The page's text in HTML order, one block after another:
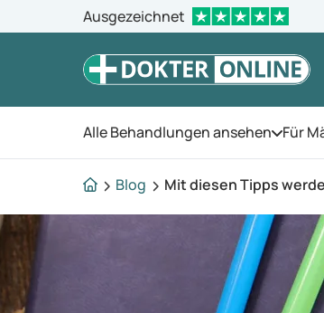
Ausgezeichnet
Alle Behandlungen ansehen Öffnen
Für
Blog Mit diesen Tipps